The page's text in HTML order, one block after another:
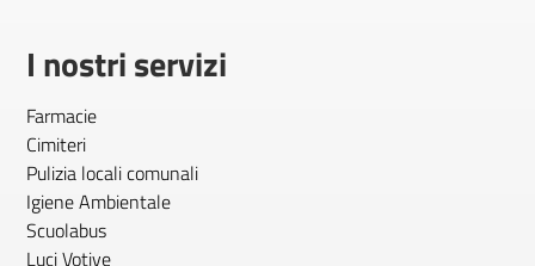
I nostri servizi
Farmacie
Cimiteri
Pulizia locali comunali
Igiene Ambientale
Scuolabus
Luci Votive